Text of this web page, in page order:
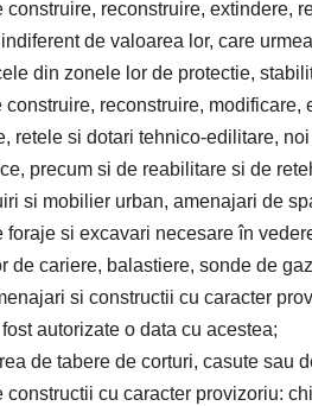
construire, reconstruire, extindere,
de valoarea lor, care
din zonele lor de protectie,
construire, reconstruire,
retele si dotari tehnico-edilitare,
precum si de reabilitare si de
si mobilier urban, amenajari de
foraje si excavari necesare în
de cariere, balastiere, sonde de
si constructii cu caracter
autorizate o data cu acestea;
de tabere de corturi, casute sau
constructii cu caracter provizoriu: